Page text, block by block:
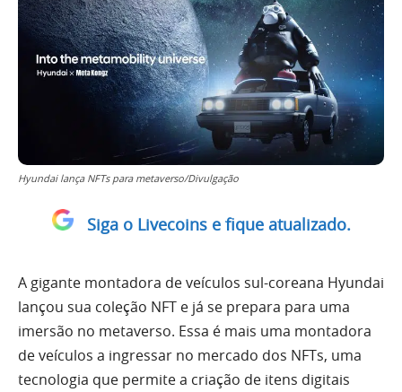
Hyundai lança NFTs para metaverso/Divulgação
Siga o Livecoins e fique atualizado.
A gigante montadora de veículos sul-coreana Hyundai
lançou sua coleção NFT e já se prepara para uma
imersão no metaverso. Essa é mais uma montadora
de veículos a ingressar no mercado dos NFTs, uma
tecnologia que permite a criação de itens digitais